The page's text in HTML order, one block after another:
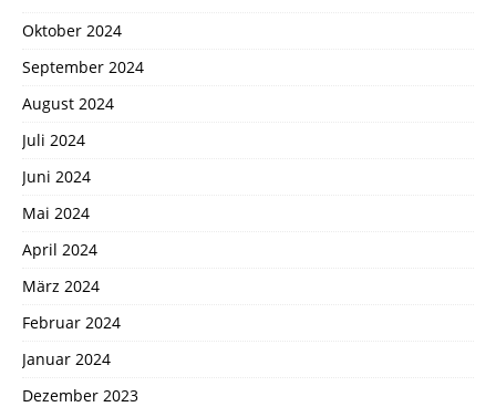
Oktober 2024
September 2024
August 2024
Juli 2024
Juni 2024
Mai 2024
April 2024
März 2024
Februar 2024
Januar 2024
Dezember 2023